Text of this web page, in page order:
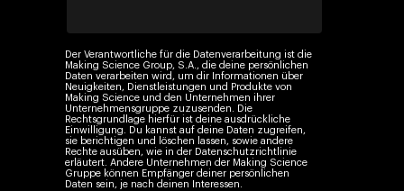
Der Verantwortliche für die Datenverarbeitung ist die
Making Science Group, S.A., die deine persönlichen
Daten verarbeiten wird, um dir Informationen über
Neuigkeiten, Dienstleistungen und Produkte von
Making Science und den Unternehmen ihrer
Unternehmensgruppe zuzusenden. Die
Rechtsgrundlage hierfür ist deine ausdrückliche
Einwilligung. Du kannst auf deine Daten zugreifen,
sie berichtigen und löschen lassen, sowie andere
Rechte ausüben, wie in der Datenschutzrichtlinie
erläutert. Andere Unternehmen der Making Science
Gruppe können Empfänger deiner persönlichen
Daten sein, je nach deinen Interessen.
Social 360
Audiovisual
Eigen Medien
KI, Daten &
Marketing
Cloud im Marketing
KI im Marketing
Ebooks & Reports